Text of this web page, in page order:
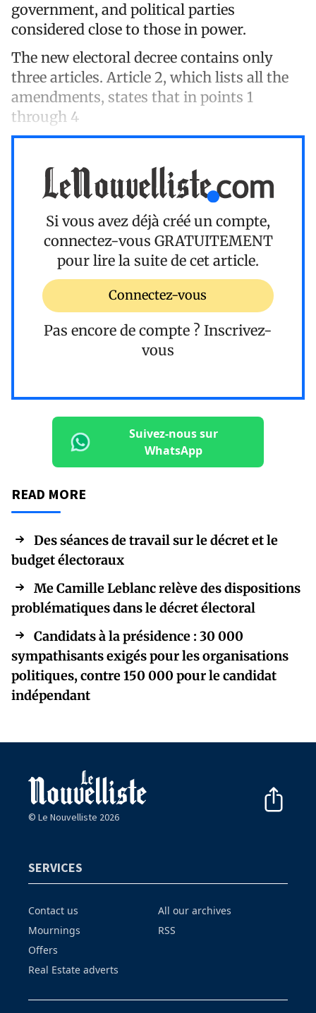
government, and political parties
considered close to those in power.
The new electoral decree contains only
three articles. Article 2, which lists all the
amendments, states that in points 1
through 4
Si vous avez déjà créé un compte,
connectez-vous GRATUITEMENT
pour lire la suite de cet article.
Connectez-vous
Pas encore de compte ? Inscrivez-
vous
Suivez-nous sur
WhatsApp
READ MORE
Des séances de travail sur le décret et le
budget électoraux
Me Camille Leblanc relève des dispositions
problématiques dans le décret électoral
Candidats à la présidence : 30 000
sympathisants exigés pour les organisations
politiques, contre 150 000 pour le candidat
indépendant
© Le Nouvelliste 2026
SERVICES
Contact us
Mournings
Offers
Real Estate adverts
All our archives
RSS